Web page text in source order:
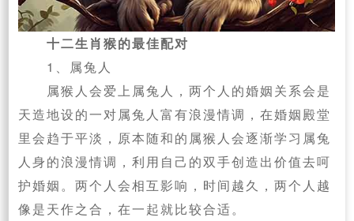
十二生肖猴的最佳配对
1、属兔人
属猴人会爱上属兔人，两个人的婚姻关系会是
天造地设的一对属兔人富有浪漫情调，在婚姻殿堂
里会趋于平淡，原本随和的属猴人会逐渐学习属兔
人身的浪漫情调，利用自己的双手创造出价值去呵
护婚姻。两个人会相互影响，时间越久，两个人越
像是天作之合，在一起就比较合适。